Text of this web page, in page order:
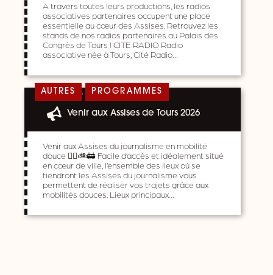
A travers toutes leurs productions, les radios
associatives partenaires occupent une place
essentielle au cœur des Assises. Retrouvez les
stands de nos radios partenaires au Palais des
Congrès de Tours ! CITE RADIO Radio
associative née à Tours, Cité Radio…
AUTRES , PROGRAMMES
Venir aux Assises de Tours 2026
Venir aux Assises du journalisme en mobilité
douce 🚶‍♀️🚲🚋 Facile d’accès et idéalement situé
en cœur de ville, l’ensemble des lieux où se
tiendront les Assises du journalisme vous
permettent de réaliser vos trajets grâce aux
mobilités douces. Lieux principaux…